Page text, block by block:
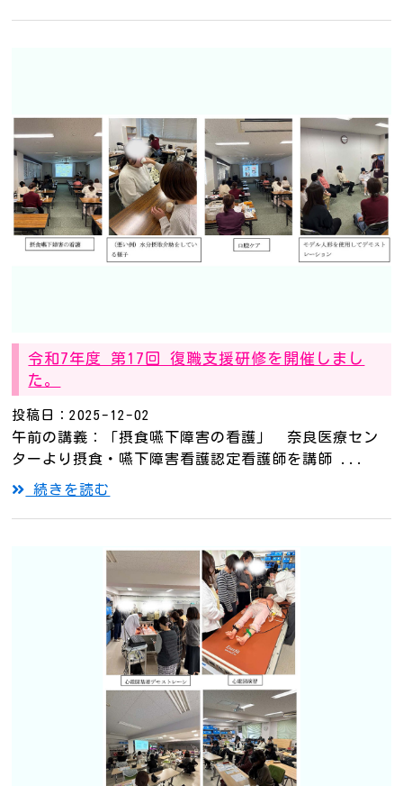
令和7年度 第17回 復職支援研修を開催しまし
た。
投稿日：2025-12-02
午前の講義：「摂食嚥下障害の看護」 奈良医療セン
ターより摂食・嚥下障害看護認定看護師を講師 ...
続きを読む